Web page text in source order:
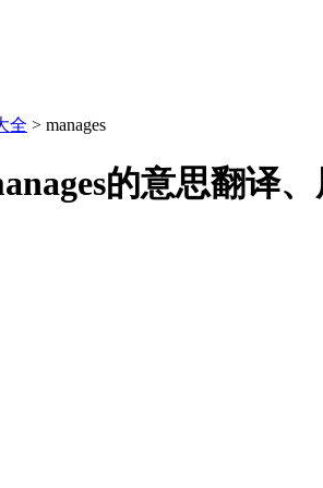
全 > manages
的意思翻译